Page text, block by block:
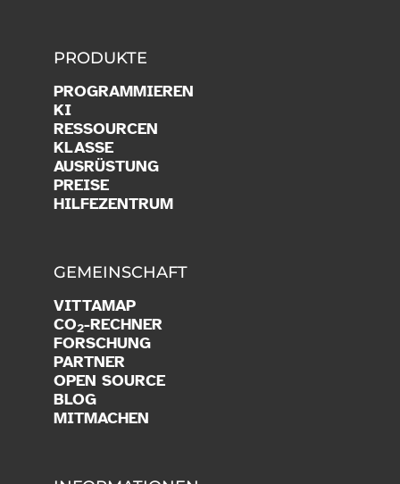
PRODUKTE
PROGRAMMIEREN
KI
RESSOURCEN
KLASSE
AUSRÜSTUNG
PREISE
HILFEZENTRUM
GEMEINSCHAFT
VITTAMAP
CO2-RECHNER
FORSCHUNG
PARTNER
OPEN SOURCE
BLOG
MITMACHEN